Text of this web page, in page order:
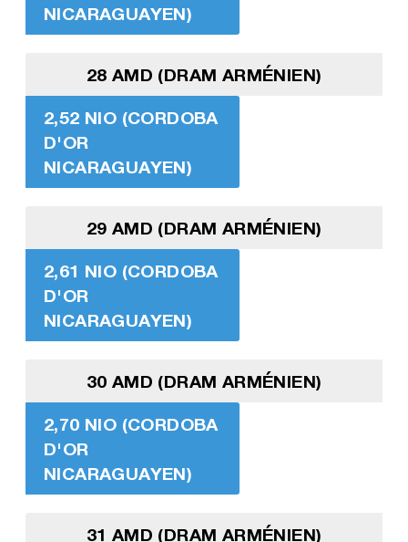
NICARAGUAYEN)
28 AMD (DRAM ARMÉNIEN)
2,52 NIO (CORDOBA
D'OR
NICARAGUAYEN)
29 AMD (DRAM ARMÉNIEN)
2,61 NIO (CORDOBA
D'OR
NICARAGUAYEN)
30 AMD (DRAM ARMÉNIEN)
2,70 NIO (CORDOBA
D'OR
NICARAGUAYEN)
31 AMD (DRAM ARMÉNIEN)